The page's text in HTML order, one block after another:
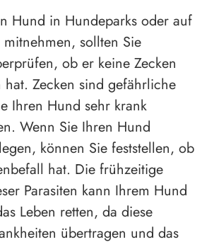
Hund in Hundeparks oder auf
sollten Sie
ob er keine Zecken
Zecken sind gefährliche
Ihren Hund sehr krank
Wenn Sie Ihren Hund
können Sie feststellen, ob
hat. Die frühzeitige
Parasiten kann Ihrem Hund
Leben retten, da diese
übertragen und das